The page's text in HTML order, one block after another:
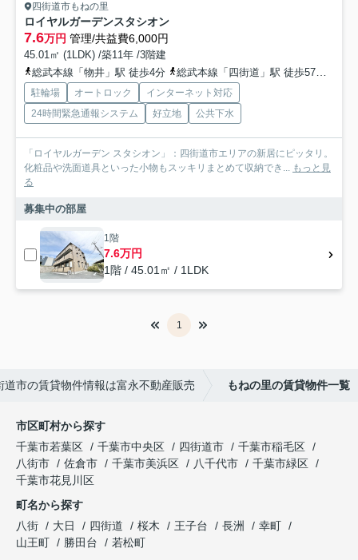
四街道市もねの里
ロイヤルガーデンスタシオン
7.6万円 管理/共益費6,000円
45.01㎡ (1LDK) /築11年 /3階建
総武本線「物井」駅 徒歩4分
総武本線「四街道」駅 徒歩57分
駐輪場 オートロック
インターネット対応
24時間緊急通報システム
好立地 公共下水
「ロイヤルガーデン スタシオン」：四街道市エリアの新居にピッタリ。
化粧品や洗面道具といった小物もスッキリまとめて収納でき... もっと見
る
募集中の部屋
1階
7.6万円
1階 / 45.01㎡ / 1LDK
1
道市の賃貸物件情報は富永不動産販売 もねの里の賃貸物件一覧
市区町村から探す
千葉市若葉区
千葉市中央区 四街道市
千葉市稲毛区
八街市
佐倉市 千葉市美浜区 八千代市
千葉市緑区
千葉市花見川区
町名から探す
八街
大日 四街道 桜木 王子台 長洲
幸町
山王町
勝田台
若松町